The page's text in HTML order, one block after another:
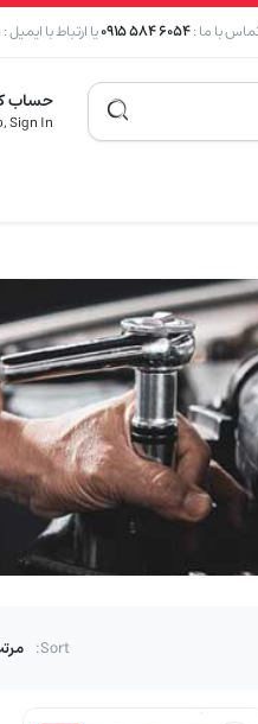
با ما :۶۰۵۴ ۵۸۴ ۰۹۱۵ یا ارتباط با ایمیل :
حساب
Sign In
Sort: